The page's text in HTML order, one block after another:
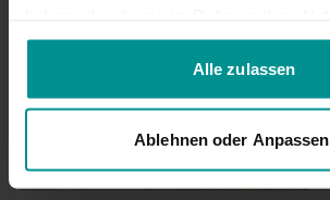
gesammelt haben.
Alle zulassen
Ablehnen oder Anpassen